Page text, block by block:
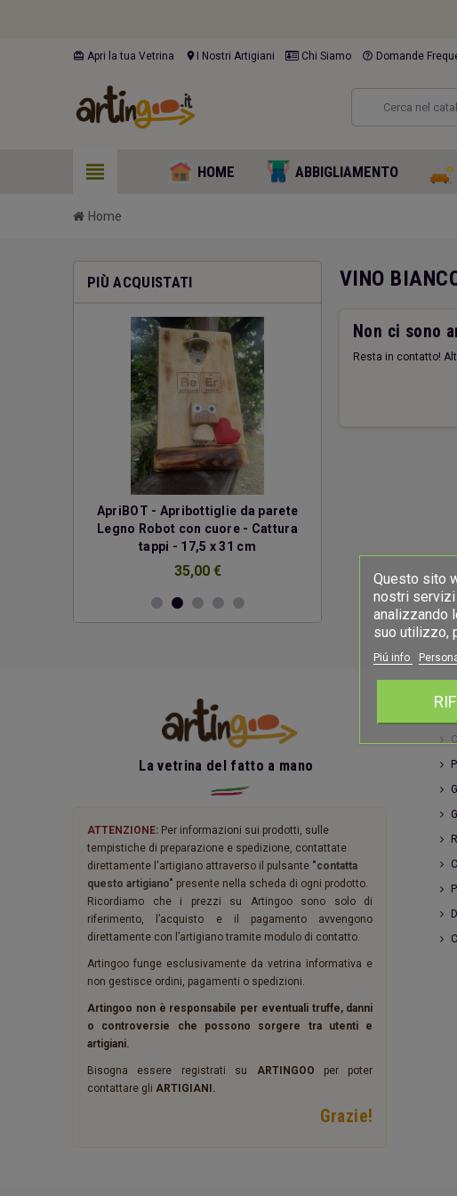
card_giftcard Apri la tua Vetrina location_on I Nostri Artigiani Chi Siamo help_outline Domande
view_headline HOME ABBIGLIAMENTO
Home
PIÙ ACQUISTATI
ApriBOT - Apribottiglie da parete
Legno Robot con cuore - Cattura
tappi - 17,5 x 31 cm
35,00 €
VINO
Non ci sono
Resta in contatto!
La vetrina del fatto a mano
ATTENZIONE: Per informazioni sui prodotti, sulle
tempistiche di preparazione e spedizione, contattate
direttamente l'artigiano attraverso il pulsante "contatta
questo artigiano" presente nella scheda di ogni prodotto.
Ricordiamo che i prezzi su Artingoo sono solo di
riferimento, l’acquisto e il pagamento avvengono
direttamente con l’artigiano tramite modulo di contatto.
Artingoo funge esclusivamente da vetrina informativa e
non gestisce ordini, pagamenti o spedizioni.
Artingoo non è responsabile per eventuali truffe, danni
o controversie che possono sorgere tra utenti e
artigiani.
Bisogna essere registrati su ARTINGOO per poter
contattare gli ARTIGIANI.
Grazie!
Questo sito
nostri
analizzando
suo utilizzo,
Piú info